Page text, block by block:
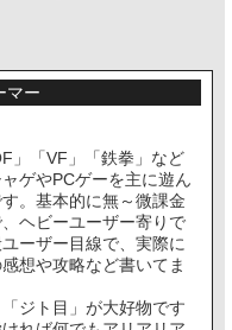
マー
」「VF」「鉄拳」など
ゲやPCゲーを主に遊ん
。基本的に無～微課金
ヘビーユーザー寄りで
ーザー目線で、実際に
想や攻略など書いてま
「ジト目」が大好物です